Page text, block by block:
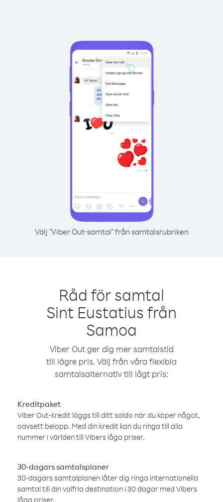
Välj "Viber Out-samtal" från samtalsrubriken
Råd för samtal
Sint Eustatius från
Samoa
Viber Out ger dig mer samtalstid
till lägre pris. Välj från våra flexibla
samtalsalternativ till lågt pris:
Kreditpaket
Viber Out-kredit läggs till ditt saldo när du köper något,
oavsett belopp. Med din kredit kan du ringa till alla
nummer i världen till Vibers låga priser.
30-dagars samtalsplaner
30-dagars samtalplanen låter dig ringa internationella
samtal till din valfria destination i 30 dagar med Vibers
låga priser.